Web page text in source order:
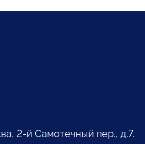
2-й Самотечный пер., д.7.